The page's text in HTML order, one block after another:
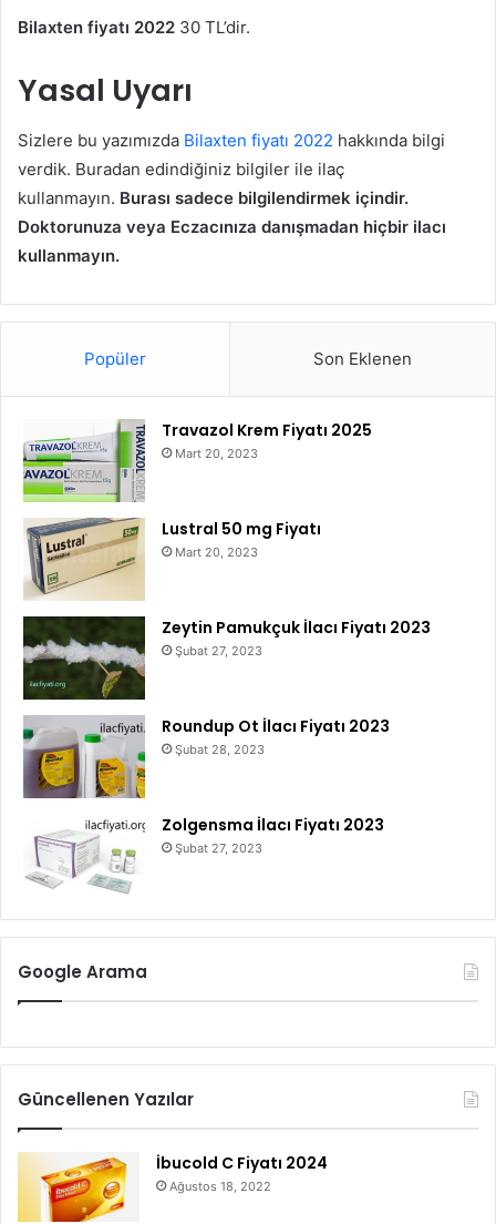
Bilaxten fiyatı 2022 30 TL’dir.
Yasal Uyarı
Sizlere bu yazımızda Bilaxten fiyatı 2022 hakkında bilgi
verdik. Buradan edindiğiniz bilgiler ile ilaç
kullanmayın. Burası sadece bilgilendirmek içindir.
Doktorunuza veya Eczacınıza danışmadan hiçbir ilacı
kullanmayın.
Popüler Son Eklenen
Travazol Krem Fiyatı 2025
Mart 20, 2023
Lustral 50 mg Fiyatı
Mart 20, 2023
Zeytin Pamukçuk İlacı Fiyatı 2023
Şubat 27, 2023
Roundup Ot İlacı Fiyatı 2023
Şubat 28, 2023
Zolgensma İlacı Fiyatı 2023
Şubat 27, 2023
Google Arama
Güncellenen Yazılar
İbucold C Fiyatı 2024
Ağustos 18, 2022